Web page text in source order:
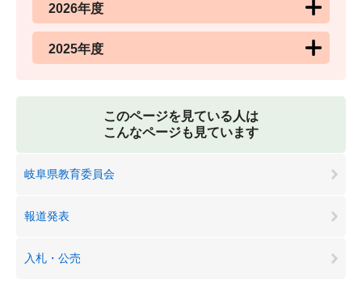
2026年度
2025年度
このページを見ている人は
こんなページも見ています
岐阜県教育委員会
報道発表
入札・公売